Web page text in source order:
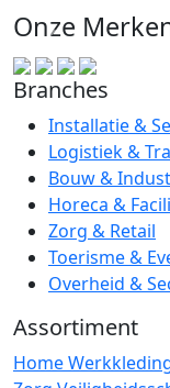
Onze
Branches
Installatie &
Logistiek &
Bouw &
Horeca &
Zorg & Retail
Toerisme &
Overheid &
Assortiment
Home